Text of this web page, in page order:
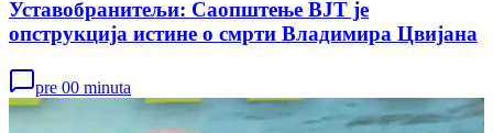
Уставобранитељи: Саопштење ВЈТ је
опструкција истине о смрти Владимира Цвијана
pre 00 minuta